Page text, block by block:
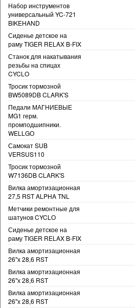
Набор инструментов
универсальный YC-721
BIKEHAND
Сиденье детское на
раму TIGER RELAX B-FIX
Станок для накатывания
резьбы на спицах
CYCLO
Тросик тормозной
BW5089DB CLARK'S
Педали МАГНИЕВЫЕ
MG1 герм.
промподшипники.
WELLGO
Самокат SUB
VERSUS110
Тросик тормозной
W7136DB CLARK'S
Вилка амортизационная
27,5 RST ALPHA TNL
Метчики ремонтные для
шатунов CYCLO
Сиденье детское на
раму TIGER RELAX B-FIX
Вилка амортизационная
26"х 28,6 RST
Вилка амортизационная
26"х 28,6 RST
Вилка амортизационная
26"х 28,6 RST